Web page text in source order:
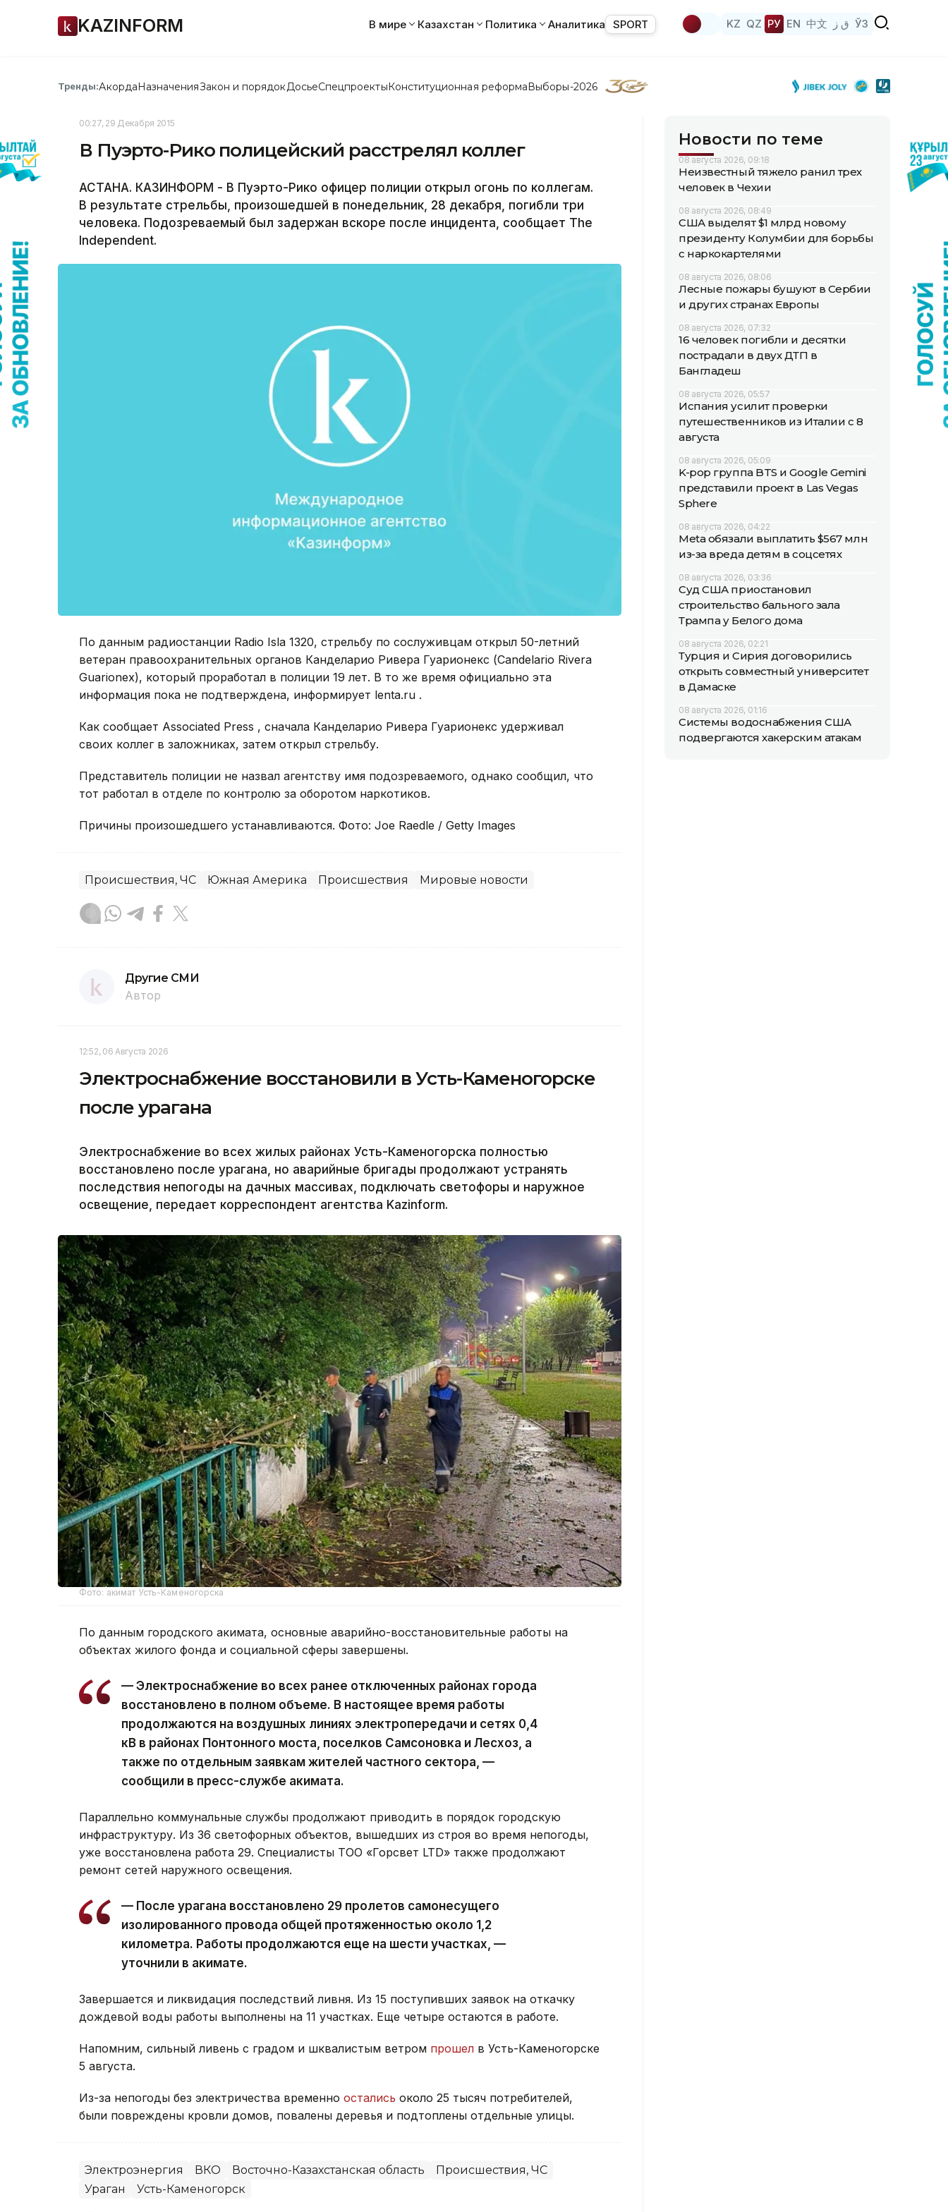
KAZINFORM В мире Казахстан Политика Аналитика SPORT KZ QZ РУ EN 中文 ق ز ЎЗ
Тренды:АкордаНазначенияЗакон и порядок ДосьеСпецпроектыКонституционная реформаВыборы-2026
00:27, 29 Декабря 2015
В Пуэрто-Рико полицейский расстрелял коллег
АСТАНА. КАЗИНФОРМ - В Пуэрто-Рико офицер полиции открыл огонь по коллегам.
В результате стрельбы, произошедшей в понедельник, 28 декабря, погибли три
человека. Подозреваемый был задержан вскоре после инцидента, сообщает The
Independent.
По данным радиостанции Radio Isla 1320, стрельбу по сослуживцам открыл 50-летний
ветеран правоохранительных органов Канделарио Ривера Гуарионекс (Candelario Rivera
Guarionex), который проработал в полиции 19 лет. В то же время официально эта
информация пока не подтверждена, информирует lenta.ru .
Как сообщает Associated Press , сначала Канделарио Ривера Гуарионекс удерживал
своих коллег в заложниках, затем открыл стрельбу.
Представитель полиции не назвал агентству имя подозреваемого, однако сообщил, что
тот работал в отделе по контролю за оборотом наркотиков.
Причины произошедшего устанавливаются. Фото: Joe Raedle / Getty Images
Происшествия, ЧС Южная Америка Происшествия Мировые новости
Другие СМИ
Автор
12:52, 06 Августа 2026
Электроснабжение восстановили в Усть-Каменогорске
после урагана
Электроснабжение во всех жилых районах Усть-Каменогорска полностью
восстановлено после урагана, но аварийные бригады продолжают устранять
последствия непогоды на дачных массивах, подключать светофоры и наружное
освещение, передает корреспондент агентства Kazinform.
Фото: акимат Усть-Каменогорска
По данным городского акимата, основные аварийно-восстановительные работы на
объектах жилого фонда и социальной сферы завершены.
— Электроснабжение во всех ранее отключенных районах города
восстановлено в полном объеме. В настоящее время работы
продолжаются на воздушных линиях электропередачи и сетях 0,4
кВ в районах Понтонного моста, поселков Самсоновка и Лесхоз, а
также по отдельным заявкам жителей частного сектора, —
сообщили в пресс-службе акимата.
Параллельно коммунальные службы продолжают приводить в порядок городскую
инфраструктуру. Из 36 светофорных объектов, вышедших из строя во время непогоды,
уже восстановлена работа 29. Специалисты ТОО «Горсвет LTD» также продолжают
ремонт сетей наружного освещения.
— После урагана восстановлено 29 пролетов самонесущего
изолированного провода общей протяженностью около 1,2
километра. Работы продолжаются еще на шести участках, —
уточнили в акимате.
Завершается и ликвидация последствий ливня. Из 15 поступивших заявок на откачку
дождевой воды работы выполнены на 11 участках. Еще четыре остаются в работе.
Напомним, сильный ливень с градом и шквалистым ветром прошел в Усть-Каменогорске
5 августа.
Из-за непогоды без электричества временно остались около 25 тысяч потребителей,
были повреждены кровли домов, повалены деревья и подтоплены отдельные улицы.
Электроэнергия ВКО Восточно-Казахстанская область
Происшествия, ЧС
Ураган
Усть-Каменогорск
Новости по теме
08 августа 2026, 09:18
Неизвестный тяжело ранил трех
человек в Чехии
08 августа 2026, 08:49
США выделят $1 млрд новому
президенту Колумбии для борьбы
с наркокартелями
08 августа 2026, 08:06
Лесные пожары бушуют в Сербии
и других странах Европы
08 августа 2026, 07:32
16 человек погибли и десятки
пострадали в двух ДТП в
Бангладеш
08 августа 2026, 05:57
Испания усилит проверки
путешественников из Италии с 8
августа
08 августа 2026, 05:09
K-pop группа BTS и Google Gemini
представили проект в Las Vegas
Sphere
08 августа 2026, 04:22
Meta обязали выплатить $567 млн
из-за вреда детям в соцсетях
08 августа 2026, 03:36
Суд США приостановил
строительство бального зала
Трампа у Белого дома
08 августа 2026, 02:21
Турция и Сирия договорились
открыть совместный университет
в Дамаске
08 августа 2026, 01:16
Системы водоснабжения США
подвергаются хакерским атакам